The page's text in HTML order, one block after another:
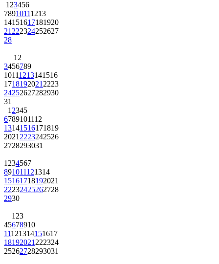
1 23456
78910111213
14151617181920
21 222324252627
28
1 2
3456789
10111213141516
1718192021 2223
24252627282930
31
1 2345
6789101112
13141516171819
2021 2223242526
2728293031
1 234567
891011121314
15161718192021
22232425262728
2930
1 23
45678910
11121314151617
18192021 222324
25262728293031